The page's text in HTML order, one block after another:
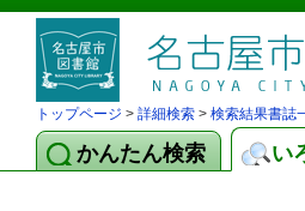
トップページ > 詳細検索 > 検索結果書誌
かんたん検索 い